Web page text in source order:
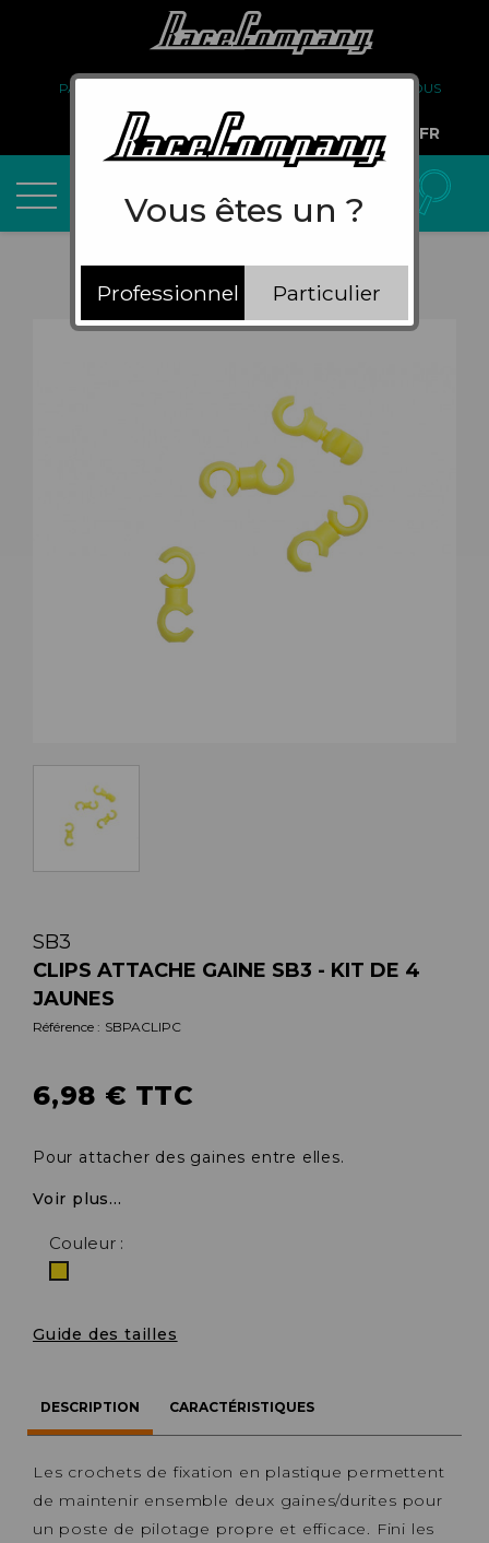
PARTENARIAT
À PROPOS DE NOUS
COMPTE PRO
FR
SB3
CLIPS ATTACHE GAINE SB3 - KIT DE 4
JAUNES
Référence : SBPACLIPC
6,98 € TTC
Pour attacher des gaines entre elles.
Voir plus...
Couleur :
Guide des tailles
DESCRIPTION CARACTÉRISTIQUES
Les crochets de fixation en plastique permettent
de maintenir ensemble deux gaines/durites pour
un poste de pilotage propre et efficace. Fini les
Vous êtes un ?
Professionnel Particulier